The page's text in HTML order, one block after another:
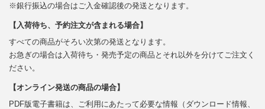
※銀行振込の場合はご入金確認後の発送となります。
【入荷待ち、予約注文が含まれる場合】
すべての商品がそろい次第の発送となります。
お急ぎの場合は入荷待ち・発売予定の商品とそれ以外を分けてご注文く
ださい。
【オンライン発送の商品の場合】
PDF版電子書籍は、ご利用にあたって必要な情報（ダウンロード情報、